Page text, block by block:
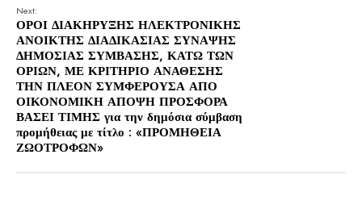
Next:
ΟΡΟΙ ΔΙΑΚΗΡΥΞΗΣ ΗΛΕΚΤΡΟΝΙΚΗΣ
ΑΝΟΙΚΤΗΣ ΔΙΑΔΙΚΑΣΙΑΣ ΣΥΝΑΨΗΣ
ΔΗΜΟΣΙΑΣ ΣΥΜΒΑΣΗΣ, ΚΑΤΩ ΤΩΝ
ΟΡΙΩΝ, ΜΕ ΚΡΙΤΗΡΙΟ ΑΝΑΘΕΣΗΣ
ΤΗΝ ΠΛΕΟΝ ΣΥΜΦΕΡΟΥΣΑ ΑΠΟ
ΟΙΚΟΝΟΜΙΚΗ ΑΠΟΨΗ ΠΡΟΣΦΟΡΑ
ΒΑΣΕΙ ΤΙΜΗΣ για την δημόσια σύμβαση
προμήθειας με τίτλο : «ΠΡΟΜΗΘΕΙΑ
ΖΩΟΤΡΟΦΩΝ»